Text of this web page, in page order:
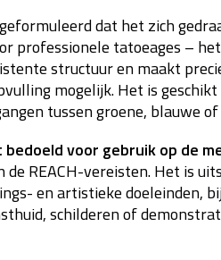
dat het zich
professionele tatoeages –
structuur en maakt
mogelijk. Het is
tussen groene, blauwe
bedoeld voor gebruik op de
de REACH-vereisten. Het is
en artistieke doeleinden,
schilderen of